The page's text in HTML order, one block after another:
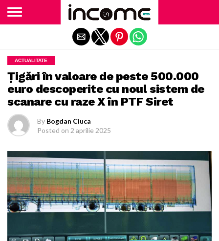
ACTUALITATE
Țigări în valoare de peste 500.000
euro descoperite cu noul sistem de
scanare cu raze X în PTF Siret
By Bogdan Ciuca
Posted on 2 aprilie 2025
Exit mobile version